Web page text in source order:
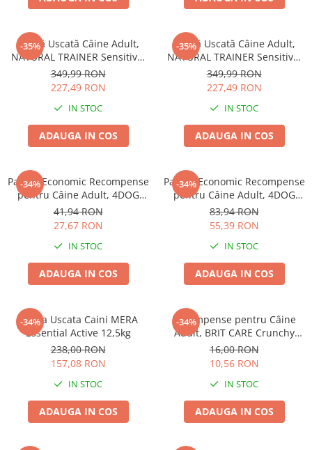
-35%
Hrană Uscată Câine Adult,
NATURAL TRAINER Sensitive,
Fără Gluten, Talie
Medie/Mare, Iepure, 12kg
349,99 RON
227,49 RON
IN STOC
ADAUGA IN COS
-35%
Hrană Uscată Câine Adult,
NATURAL TRAINER Sensitive,
Fără Gluten, Talie
Medie/Mare, Miel, 12kg
349,99 RON
227,49 RON
IN STOC
ADAUGA IN COS
-34%
Pachet Economic Recompense
pentru Câine Adult, 4DOG
GOODIES Trainer, Miel și
Orez, 6x150g
41,94 RON
27,67 RON
IN STOC
ADAUGA IN COS
-34%
Pachet Economic Recompense
pentru Câine Adult, 4DOG
GOODIES Classic, Jerky
Tenders Pui, 6x100g
83,94 RON
55,39 RON
IN STOC
ADAUGA IN COS
-34%
Hrana Uscata Caini MERA
Essential Active 12,5kg
238,00 RON
157,08 RON
IN STOC
ADAUGA IN COS
-34%
Recompense pentru Câine
Adult, BRIT CARE Crunchy
Cracker, Insecte, Curcan și
Mere, 200g
16,00 RON
10,56 RON
IN STOC
ADAUGA IN COS